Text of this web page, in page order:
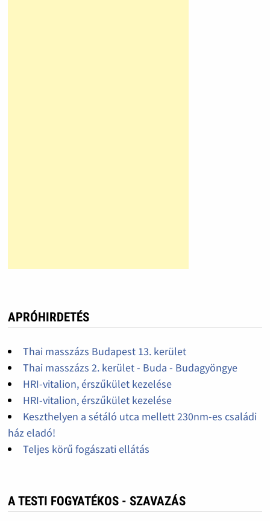
APRÓHIRDETÉS
Thai masszázs Budapest 13. kerület
Thai masszázs 2. kerület - Buda - Budagyöngye
HRI-vitalion, érszűkület kezelése
HRI-vitalion, érszűkület kezelése
Keszthelyen a sétáló utca mellett 230nm-es családi
ház eladó!
Teljes körű fogászati ellátás
A TESTI FOGYATÉKOS - SZAVAZÁS